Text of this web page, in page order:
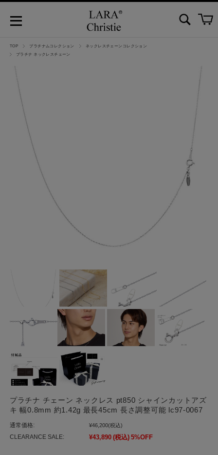
TOP プラチナムコレクション
ネックレスチェーンコレクション
プラチナ ネックレスチェーン
プラチナ チェーン ネックレス pt850 シャインカットアズ
キ 幅0.8mm 約1.42g 最長45cm 長さ調整可能 lc97-0067
通常価格: ¥46,200(税込)
CLEARANCE SALE: ¥43,890 (税込) 5%OFF